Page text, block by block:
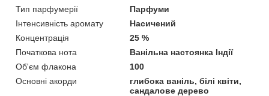
Тип парфумерії
Парфуми
Інтенсивність аромату
Насичений
Концентрація
25 %
Початкова нота
Ванільна настоянка Індії
Об'єм флакона
100
Основні акорди
глибока ваніль, білі квіти,
сандалове дерево